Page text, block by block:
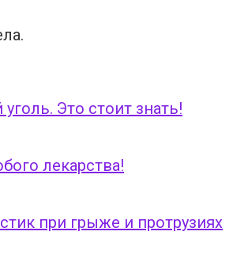
Это стоит знать!
лекарства!
при грыже и протрузиях